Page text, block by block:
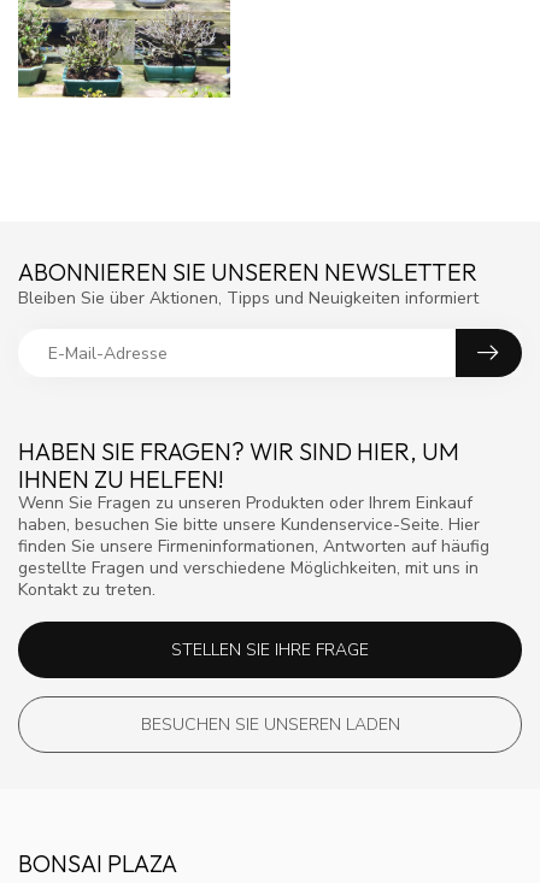
HABEN SIE FRAGEN? WIR SIND HIER, UM
IHNEN ZU HELFEN!
Wenn Sie Fragen zu unseren Produkten oder Ihrem Einkauf
haben, besuchen Sie bitte unsere Kundenservice-Seite. Hier
finden Sie unsere Firmeninformationen, Antworten auf häufig
gestellte Fragen und verschiedene Möglichkeiten, mit uns in
Kontakt zu treten.
STELLEN SIE IHRE FRAGE
BESUCHEN SIE UNSEREN LADEN
ABONNIEREN SIE UNSEREN NEWSLETTER
Bleiben Sie über Aktionen, Tipps und Neuigkeiten informiert
BONSAI PLAZA